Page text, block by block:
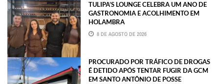
TULIPA’S LOUNGE CELEBRA UM ANO DE
GASTRONOMIA E ACOLHIMENTO EM
HOLAMBRA
8 DE AGOSTO DE 2026
PROCURADO POR TRÁFICO DE DROGAS
É DETIDO APÓS TENTAR FUGIR DA GCM
EM SANTO ANTÔNIO DE POSSE